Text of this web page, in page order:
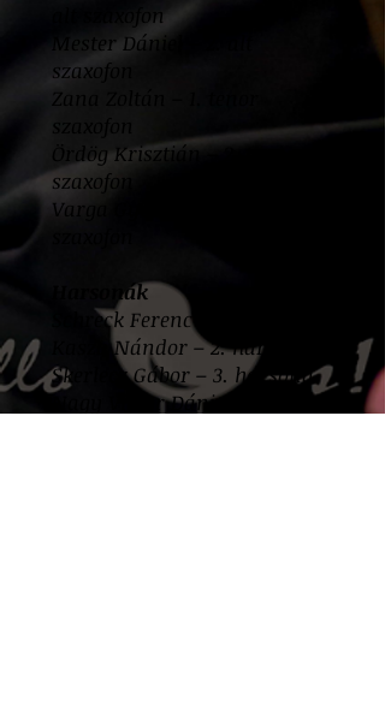
alt szaxofon
Mester Dániel – 2. alt
szaxofon
Zana Zoltán – 1. tenor
Ördög Krisztián – 2. tenor
szaxofon
Varga György – bariton
Harsonák
Schreck Ferenc – 1. harsona
Kasza Nándor – 2. harsona
Skerlecz Gábor – 3. harsona
Nagy Viktor Dániel – basszus